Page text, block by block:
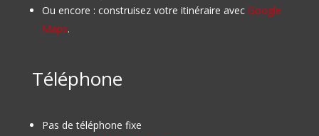
Ou encore : construisez votre itinéraire avec Google
Maps.
Téléphone
Pas de téléphone fixe